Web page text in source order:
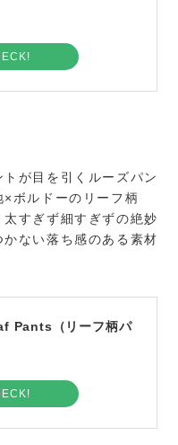
が目を引くルーズパン
ボルドーのリーフ柄
すぎず細すぎずの絶妙
ない落ち感のある素材
Pants（リーフ柄パ